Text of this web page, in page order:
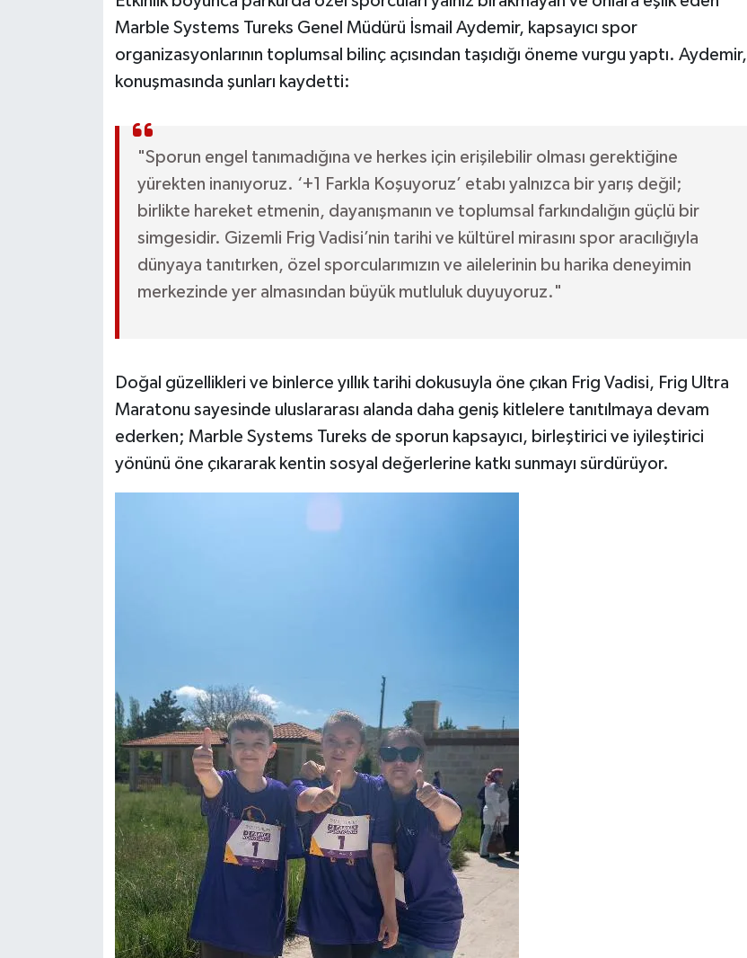
Marble Systems Tureks Genel Müdürü İsmail Aydemir, kapsayıcı spor
organizasyonlarının toplumsal bilinç açısından taşıdığı öneme vurgu yaptı. Aydemir,
konuşmasında şunları kaydetti:
"Sporun engel tanımadığına ve herkes için erişilebilir olması gerektiğine
yürekten inanıyoruz. ‘+1 Farkla Koşuyoruz’ etabı yalnızca bir yarış değil;
birlikte hareket etmenin, dayanışmanın ve toplumsal farkındalığın güçlü bir
simgesidir. Gizemli Frig Vadisi’nin tarihi ve kültürel mirasını spor aracılığıyla
dünyaya tanıtırken, özel sporcularımızın ve ailelerinin bu harika deneyimin
merkezinde yer almasından büyük mutluluk duyuyoruz."
Doğal güzellikleri ve binlerce yıllık tarihi dokusuyla öne çıkan Frig Vadisi, Frig Ultra
Maratonu sayesinde uluslararası alanda daha geniş kitlelere tanıtılmaya devam
ederken; Marble Systems Tureks de sporun kapsayıcı, birleştirici ve iyileştirici
yönünü öne çıkararak kentin sosyal değerlerine katkı sunmayı sürdürüyor.